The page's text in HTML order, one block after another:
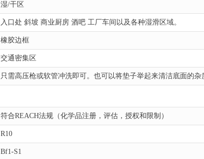
湿/干区
入口处 斜坡 商业厨房 酒吧 工厂车间以及各种湿滑区域。
橡胶边框
交通 密集区
只需高压枪或软管冲洗即可。也可以将垫子举起来清洁底面的杂
符合REACH法规（化学品注册，评估，授权和限制）
R10
Bf1-S1